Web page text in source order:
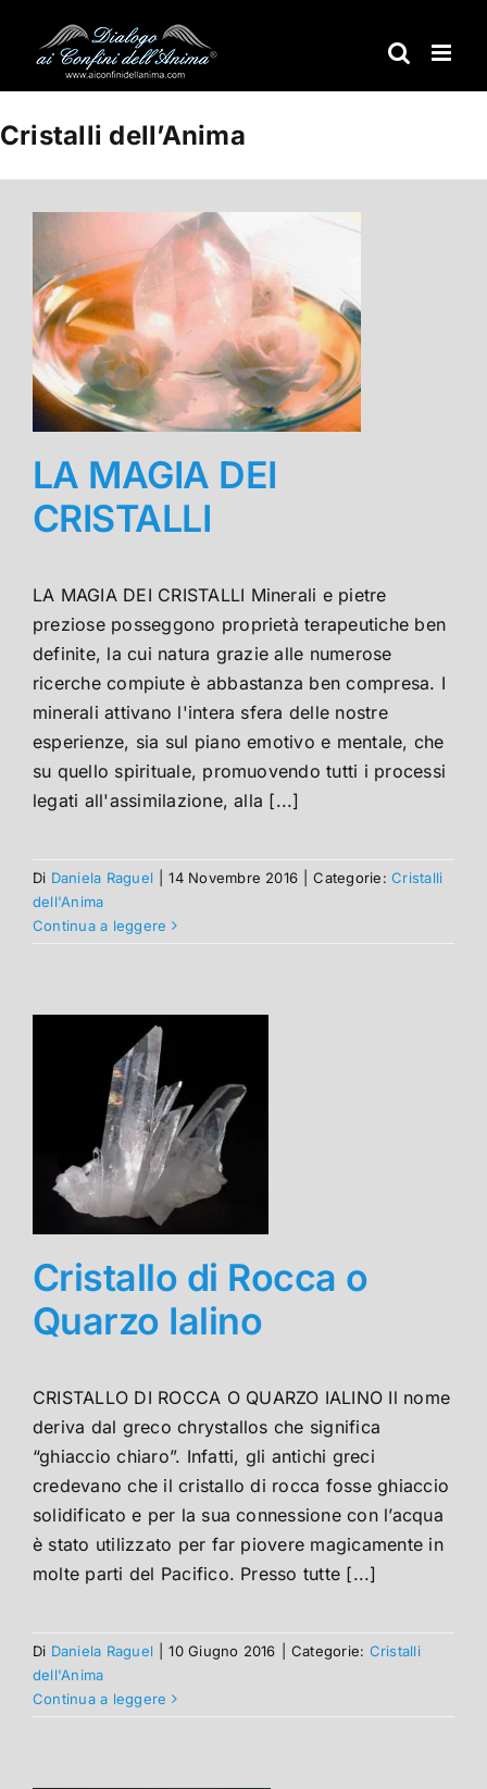
contenuto
Cristalli dell’Anima
LA MAGIA DEI
CRISTALLI
LA MAGIA DEI CRISTALLI Minerali e pietre
preziose posseggono proprietà terapeutiche ben
definite, la cui natura grazie alle numerose
ricerche compiute è abbastanza ben compresa. I
minerali attivano l'intera sfera delle nostre
esperienze, sia sul piano emotivo e mentale, che
su quello spirituale, promuovendo tutti i processi
legati all'assimilazione, alla [...]
Di Daniela Raguel 14 Novembre 2016 Categorie:Cristalli
dell'Anima
Continua a leggere
Cristallo di Rocca o
Quarzo Ialino
CRISTALLO DI ROCCA O QUARZO IALINO Il nome
deriva dal greco chrystallos che significa
“ghiaccio chiaro”. Infatti, gli antichi greci
credevano che il cristallo di rocca fosse ghiaccio
solidificato e per la sua connessione con l’acqua
è stato utilizzato per far piovere magicamente in
molte parti del Pacifico. Presso tutte [...]
Di Daniela Raguel 10 Giugno 2016 Categorie: Cristalli
dell'Anima
Continua a leggere